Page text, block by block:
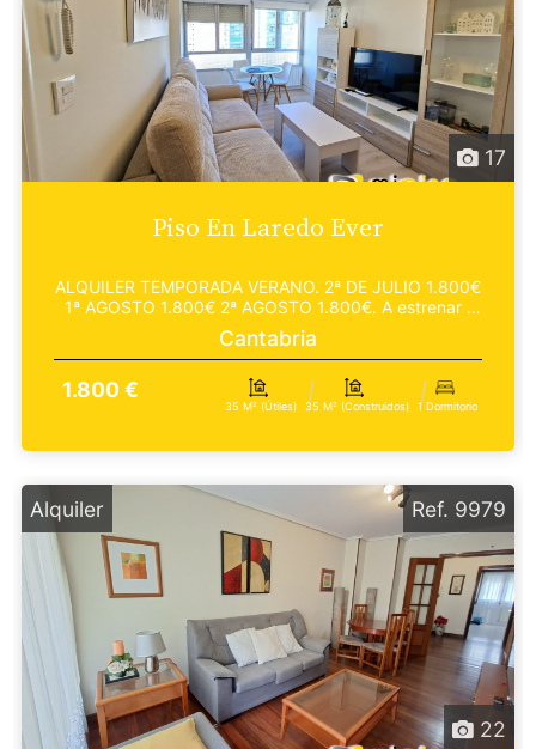
17
Piso En Laredo Ever
ALQUILER TEMPORADA VERANO. 2ª DE JULIO 1.800€
1ª AGOSTO 1.800€ 2ª AGOSTO 1.800€. A estrenar ,
un bonito...
Cantabria
1.800 €
35 M² (útiles) 35 M² (construidos) 1 Dormitorio
Alquiler
22
Ref. 9979